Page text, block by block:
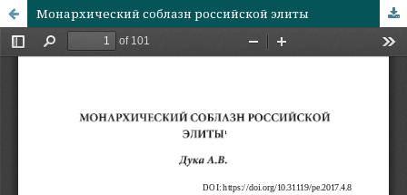
Монархический соблазн российской элиты